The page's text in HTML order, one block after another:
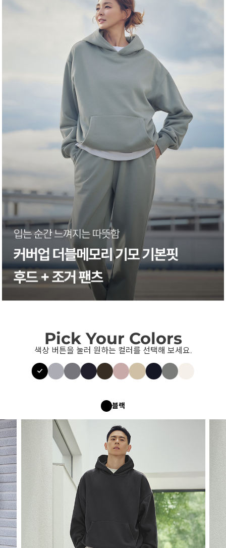
Pick Your Colors
색상 버튼을 눌러 원하는 컬러를 선택해 보세요.
블랙